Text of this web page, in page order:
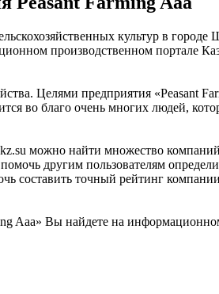
культур в
производственном портале
Целями предприятия «Peasant
во благо очень многих людей,
можно найти множество
другим пользователям
составить точный рейтинг
Вы найдете на